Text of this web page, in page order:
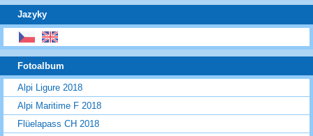
Jazyky
Fotoalbum
Alpi Ligure 2018
Alpi Maritime F 2018
Flüelapass CH 2018